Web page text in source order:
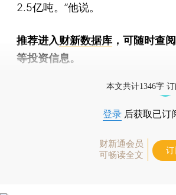
2.5亿吨。”他说。
推荐进入财新数据库 ，可随时查
等投资信息。
本文共计1346字
登录 后获取已订
财新通会员
可畅读全文
订